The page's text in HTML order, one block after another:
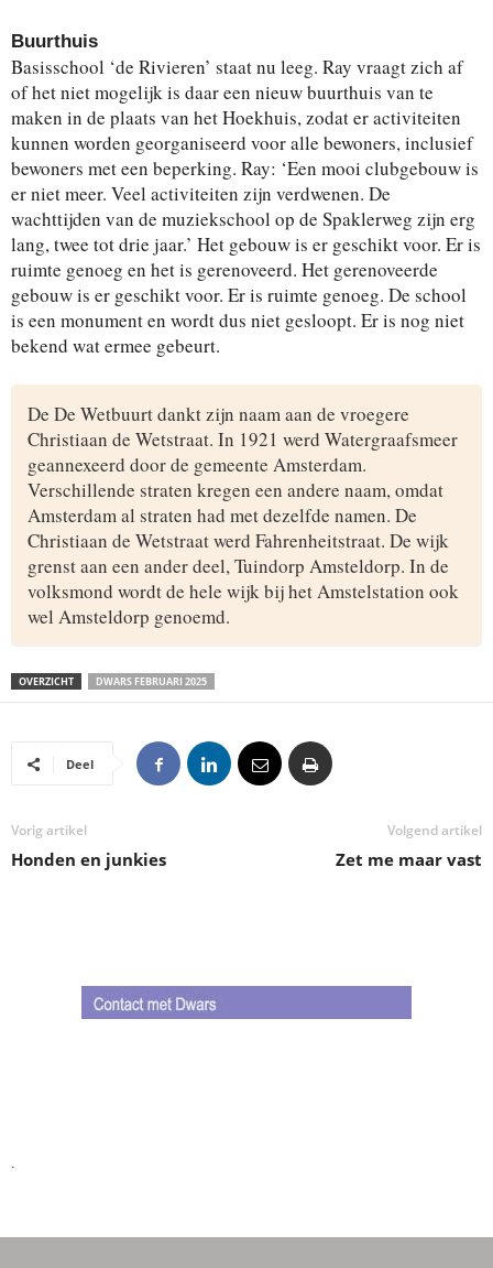
Buurthuis
Basisschool ‘de Rivieren’ staat nu leeg. Ray vraagt zich af
of het niet mogelijk is daar een nieuw buurthuis van te
maken in de plaats van het Hoekhuis, zodat er activiteiten
kunnen worden georganiseerd voor alle bewoners, inclusief
bewoners met een beperking. Ray: ‘Een mooi clubgebouw is
er niet meer. Veel activiteiten zijn verdwenen. De
wachttijden van de muziekschool op de Spaklerweg zijn erg
lang, twee tot drie jaar.’ Het gebouw is er geschikt voor. Er is
ruimte genoeg en het is gerenoveerd. Het gerenoveerde
gebouw is er geschikt voor. Er is ruimte genoeg. De school
is een monument en wordt dus niet gesloopt. Er is nog niet
bekend wat ermee gebeurt.
De De Wetbuurt dankt zijn naam aan de vroegere
Christiaan de Wetstraat. In 1921 werd Watergraafsmeer
geannexeerd door de gemeente Amsterdam.
Verschillende straten kregen een andere naam, omdat
Amsterdam al straten had met dezelfde namen. De
Christiaan de Wetstraat werd Fahrenheitstraat. De wijk
grenst aan een ander deel, Tuindorp Amsteldorp. In de
volksmond wordt de hele wijk bij het Amstelstation ook
wel Amsteldorp genoemd.
OVERZICHT DWARS FEBRUARI 2025
Deel
Vorig artikel
Honden en junkies
Volgend artikel
Zet me maar vast
.